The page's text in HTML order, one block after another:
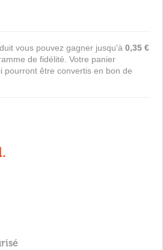
vous pouvez gagner jusqu'à 0,35 €
de fidélité. Votre panier
pourront être convertis en bon de